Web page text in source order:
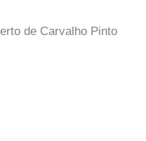
de Carvalho Pinto